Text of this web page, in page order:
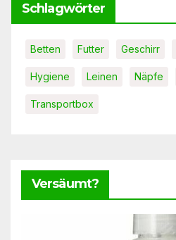
Schlagwörter
Betten Futter Geschirr
Hygiene Leinen Näpfe
Transportbox
Versäumt?